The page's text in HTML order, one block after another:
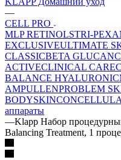
—
CELL PRO
MLP RETINOLSTRI-
EXCLUSIVEULTIMATE
CLASSICBETA GLUCAN
ACTIVECLINICAL CARE
BALANCE HYALURONIC
AMPULLENPROBLEM
BODY
аппараты
—Klapp Набор
Balancing Treatment, 1